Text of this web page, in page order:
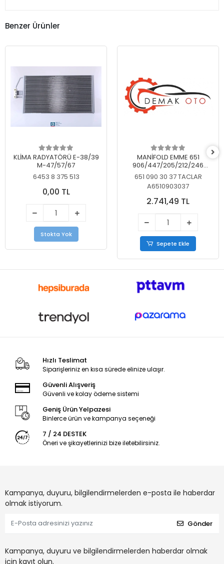
Benzer Ürünler
KLİMA RADYATÖRÜ E-38/39
M-47/57/67
6453 8 375 513
0,00 TL
Stokta Yok
MANİFOLD EMME 651
906/447/205/212/246
KELEBEKSİZ
651 090 30 37 TACLAR
A6510903037
2.741,49 TL
Sepete Ekle
Hızlı Teslimat
Siparişleriniz en kısa sürede elinize ulaşır.
Güvenli Alışveriş
Güvenli ve kolay ödeme sistemi
Geniş Ürün Yelpazesi
Binlerce ürün ve kampanya seçeneği
7 / 24 DESTEK
Öneri ve şikayetlerinizi bize iletebilirsiniz.
Kampanya, duyuru, bilgilendirmelerden e-posta ile haberdar
olmak istiyorum.
Gönder
Kampanya, duyuru ve bilgilendirmelerden haberdar olmak
için kayıt olun.